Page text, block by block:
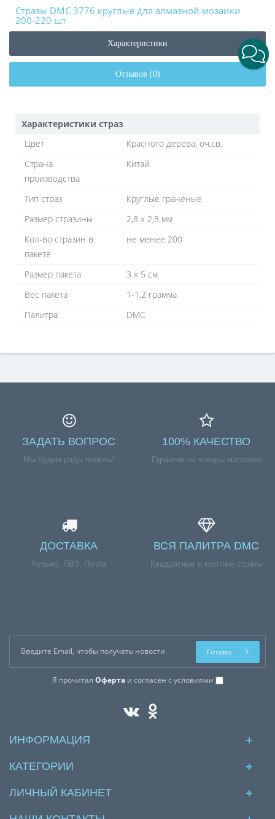
Стразы DMC 3776 круглые для алмазной мозаики
200-220 шт
Характеристики
Отзывов (0)
Характеристики страз
Цвет
Красного дерева, оч.св.
Страна
производства
Китай
Тип страз
Круглые гранёные
Размер стразины
2,8 х 2,8 мм
Кол-во стразин в
пакете
не менее 200
Размер пакета
3 х 5 см
Вес пакета
1-1,2 грамма
Палитра
DMC
ЗАДАТЬ ВОПРОС
Мы будем рады помочь!
100% КАЧЕСТВО
Гарантия на товары магазина
ДОСТАВКА
Курьер, ПВЗ, Почта
ВСЯ ПАЛИТРА DMC
Квадратные и круглые стразы
Я прочитал Офертаи согласен с условиями
Готово
ИНФОРМАЦИЯ
КАТЕГОРИИ
ЛИЧНЫЙ КАБИНЕТ